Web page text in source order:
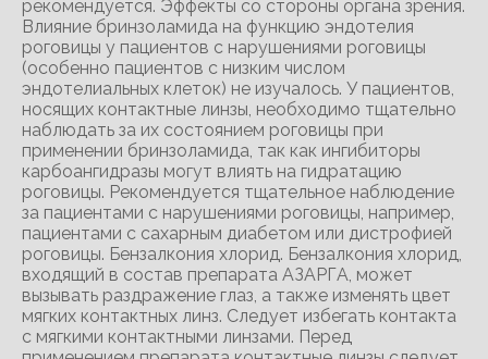
рекомендуется. Эффекты со стороны органа зрения.
Влияние бринзоламида на функцию эндотелия
роговицы у пациентов с нарушениями роговицы
(особенно пациентов с низким числом
эндотелиальных клеток) не изучалось. У пациентов,
носящих контактные линзы, необходимо тщательно
наблюдать за их состоянием роговицы при
применении бринзоламида, так как ингибиторы
карбоангидразы могут влиять на гидратацию
роговицы. Рекомендуется тщательное наблюдение
за пациентами с нарушениями роговицы, например,
пациентами с сахарным диабетом или дистрофией
роговицы. Бензалкония хлорид. Бензалкония хлорид,
входящий в состав препарата АЗАРГА, может
вызывать раздражение глаз, а также изменять цвет
мягких контактных линз. Следует избегать контакта
с мягкими контактными линзами. Перед